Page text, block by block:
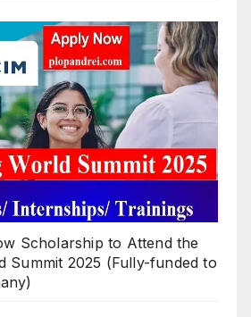
Scholarship to Attend the
Summit 2025 (Fully-funded to